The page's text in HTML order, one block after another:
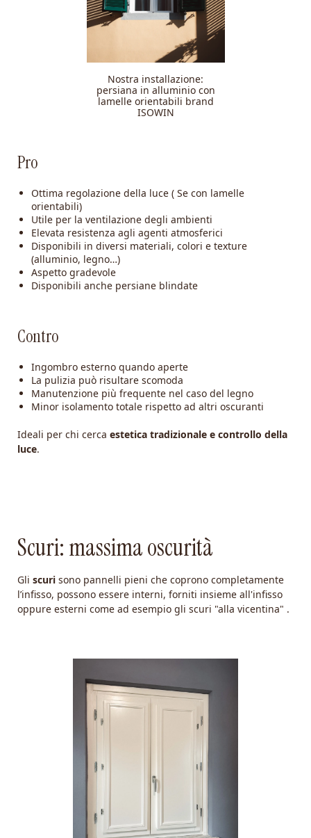
Nostra installazione:
persiana in alluminio con
lamelle orientabili brand
ISOWIN
Pro
Ottima regolazione della luce ( Se con lamelle
orientabili)
Utile per la ventilazione degli ambienti
Elevata resistenza agli agenti atmosferici
Disponibili in diversi materiali, colori e texture
(alluminio, legno…)
Aspetto gradevole
Disponibili anche persiane blindate
Contro
Ingombro esterno quando aperte
La pulizia può risultare scomoda
Manutenzione più frequente nel caso del legno
Minor isolamento totale rispetto ad altri oscuranti
Ideali per chi cerca estetica tradizionale e controllo della
luce.
Scuri: massima oscurità
Gli scuri sono pannelli pieni che coprono completamente
l’infisso, possono essere interni, forniti insieme all'infisso
oppure esterni come ad esempio gli scuri "alla vicentina" .